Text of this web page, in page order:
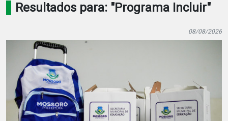
Resultados para: "Programa Incluir"
08/08/2026